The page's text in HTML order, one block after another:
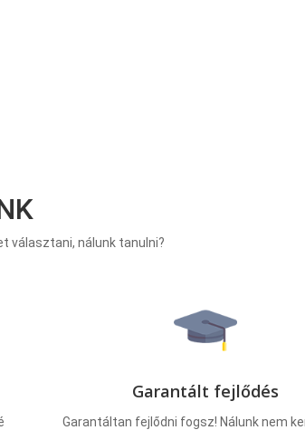
választani, nálunk tanulni?
Garantált fejlődés
Garantáltan fejlődni fogsz! Nálunk nem